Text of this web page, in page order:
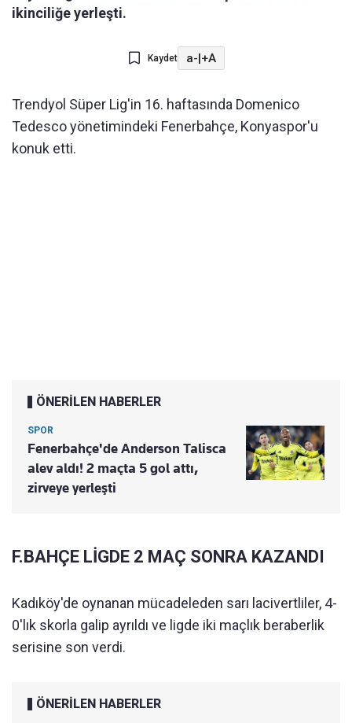
ikinciliğe yerleşti.
Kaydet a-|+A
Trendyol Süper Lig'in 16. haftasında Domenico
Tedesco yönetimindeki Fenerbahçe, Konyaspor'u
konuk etti.
ÖNERİLEN HABERLER
SPOR
Fenerbahçe'de Anderson Talisca
alev aldı! 2 maçta 5 gol attı,
zirveye yerleşti
F.BAHÇE LİGDE 2 MAÇ SONRA KAZANDI
Kadıköy'de oynanan mücadeleden sarı lacivertliler, 4-
0'lık skorla galip ayrıldı ve ligde iki maçlık beraberlik
serisine son verdi.
ÖNERİLEN HABERLER